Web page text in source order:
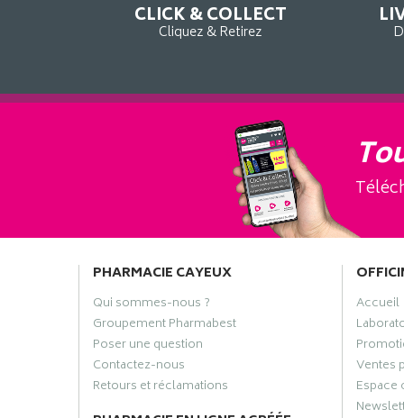
CLICK & COLLECT
Cliquez & Retirez
PHARMACIE CAYEUX
Qui sommes-nous ?
Groupement Pharmabest
Poser une question
Contactez-nous
Retours et réclamations
Accueil
Ventes
Espace